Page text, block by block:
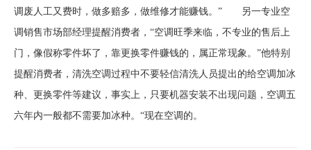
调废人工又费时，做多赔多，做维修才能赚钱。” 另一专业空
调销售市场部经理提醒消费者，“空调旺季来临，不专业的售后上
门，像假称零件坏了，靠更换零件赚钱的，属正常现象。”他特别
提醒消费者，清洗空调过程中不要轻信清洗人员提出的给空调加冰
种、更换零件等建议，事实上，只要机器安装不出现问题，空调五
六年内一般都不需要加冰种。“现在空调的。